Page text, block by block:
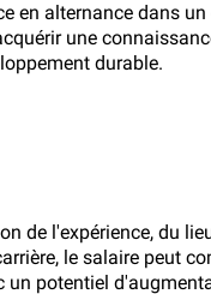
en alternance dans
une
durable.
de l'expérience, du
le salaire peut
un potentiel